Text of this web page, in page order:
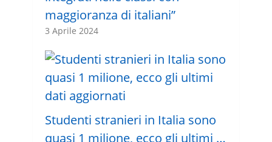
maggioranza di italiani”
3 Aprile 2024
Studenti stranieri in Italia sono
quasi 1 milione, ecco gli ultimi …